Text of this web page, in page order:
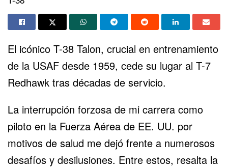
El icónico T-38 Talon, crucial en entrenamiento
de la USAF desde 1959, cede su lugar al T-7
Redhawk tras décadas de servicio.
La interrupción forzosa de mi carrera como
piloto en la Fuerza Aérea de EE. UU. por
motivos de salud me dejó frente a numerosos
desafíos y desilusiones. Entre estos, resalta la